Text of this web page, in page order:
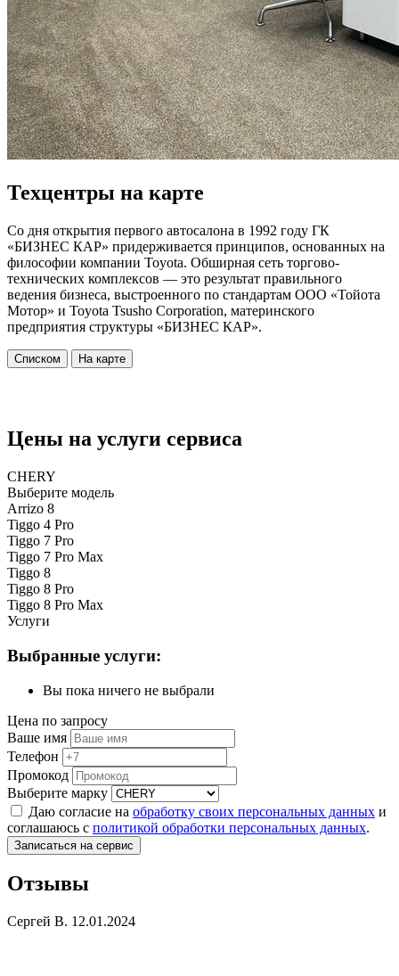
Техцентры на карте
Со дня открытия первого автосалона в 1992 году ГК
«БИЗНЕС КАР» придерживается принципов, основанных на
философии компании Toyota. Обширная сеть торгово-
технических комплексов — это результат правильного
ведения бизнеса, выстроенного по стандартам ООО «Тойота
Мотор» и Toyota Tsusho Corporation, материнского
предприятия структуры «БИЗНЕС КАР».
Списком На карте
Цены на услуги сервиса
CHERY
Выберите модель
Arrizo 8
Tiggo 4 Pro
Tiggo 7 Pro
Tiggo 7 Pro Max
Tiggo 8
Tiggo 8 Pro
Tiggo 8 Pro Max
Услуги
Выбранные услуги:
Вы пока ничего не выбрали
Цена по запросу
Ваше имя
Телефон
Промокод
Выберите марку
Даю согласие на обработку своих персональных данных и
соглашаюсь с политикой обработки персональных данных.
Записаться на сервис
Отзывы
Сергей В. 12.01.2024